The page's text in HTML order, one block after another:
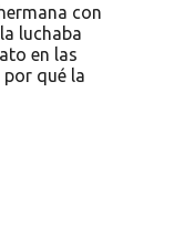
con
luchaba
en las
por qué la